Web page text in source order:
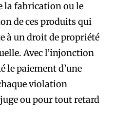
la fabrication ou le
de ces produits qui
à un droit de propriété
Avec l’injonction
le paiement d’une
violation
ou pour tout retard